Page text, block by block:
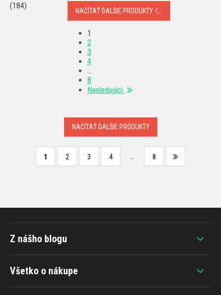
(184)
NAČÍTAŤ ĎALŠIE PRODUKTY
1
2
3
4
…
8
Nasledujúci
NAČÍTAŤ ĎALŠIE PRODUKTY
1 2 3 4 8
Všetko o nákupe
Z nášho blogu